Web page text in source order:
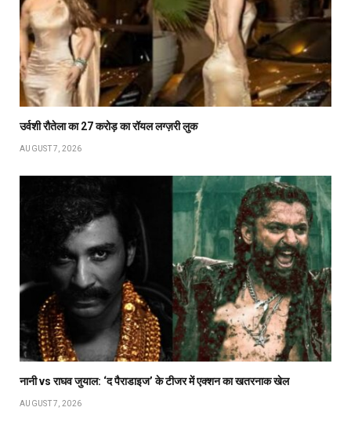
उर्वशी रौतेला का ₹27 करोड़ का रॉयल लग्ज़री लुक
AUGUST 7, 2026
नानी vs राघव जुयाल: ‘द पैराडाइज’ के टीजर में एक्शन का खतरनाक खेल
AUGUST 7, 2026